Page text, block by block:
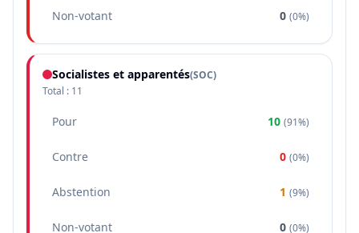
Non-votant 0 (0%)
Socialistes et apparentés(SOC)
Total : 11
Pour 10 (91%)
Contre 0 (0%)
Abstention 1 (9%)
Non-votant 0 (0%)